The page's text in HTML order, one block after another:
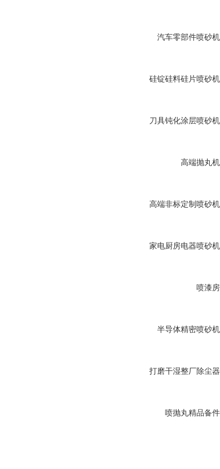
汽车零部件喷砂机
硅锭硅料硅片喷砂机
刀具钝化涂层喷砂机
高端抛丸机
高端非标定制喷砂机
家电厨房电器喷砂机
喷漆房
半导体精密喷砂机
打磨干湿整厂除尘器
喷抛丸精品备件